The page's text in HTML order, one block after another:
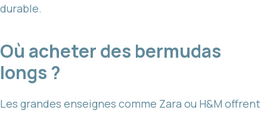
durable.
Où acheter des bermudas
longs ?
Les grandes enseignes comme Zara ou H&M offrent